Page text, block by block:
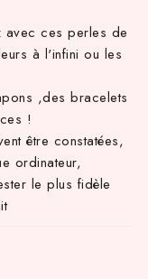
avec ces perles de
à l'infini ou les
,des bracelets
!
être constatées,
ordinateur,
le plus fidèle